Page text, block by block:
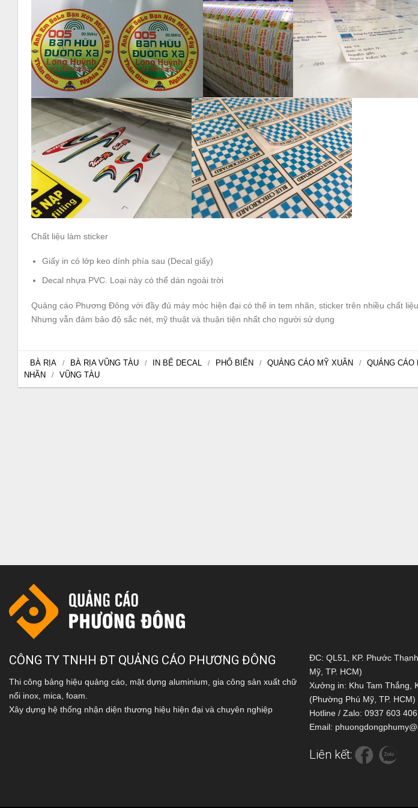
Chất liệu làm sticker
Giấy in có lớp keo dính phía sau (Decal giấy)
Decal nhựa PVC. Loại này có thể dán ngoài trời
Quảng cáo Phương Đông với đầy đủ máy móc hiện đại có thể in tem nhãn, sticker trên nhiều chất
Nhưng vẫn đảm bảo độ sắc nét, mỹ thuật và thuận tiện nhất cho người sử dụng
BÀ RỊA / BÀ RỊA VŨNG TÀU / IN BẾ DECAL / PHỔ BIẾN / QUẢNG CÁO MỸ XUÂN / QUẢNG CÁO
NHÃN
/ VŨNG TÀU
CÔNG TY TNHH ĐT QUẢNG CÁO PHƯƠNG ĐÔNG
Thi công bảng hiệu quảng cáo, mặt dựng aluminium, gia công sản xuất chữ
nổi inox, mica, foam.
Xây dựng hệ thống nhận diện thương hiệu hiện đại và chuyên nghiệp
ĐC: QL51, KP. Phước
Mỹ, TP. HCM)
Xưởng in: Khu Tam Thắng,
(Phường Phú Mỹ, TP. HCM)
Hotline / Zalo: 0937 603 406
Email:
Liên kết: